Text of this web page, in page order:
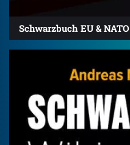
Schwarzbuch EU & NATO